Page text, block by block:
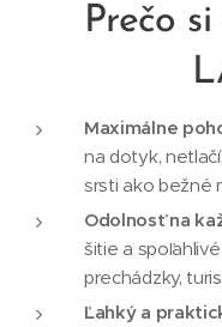
Prečo
Maximálne
na dotyk,
srsti ako bežné
Odolnosť na
šitie a
prechádzky,
Ľahký a